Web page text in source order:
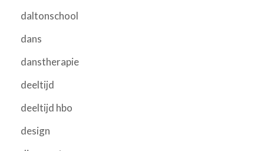
daltonschool
dans
danstherapie
deeltijd
deeltijd hbo
design